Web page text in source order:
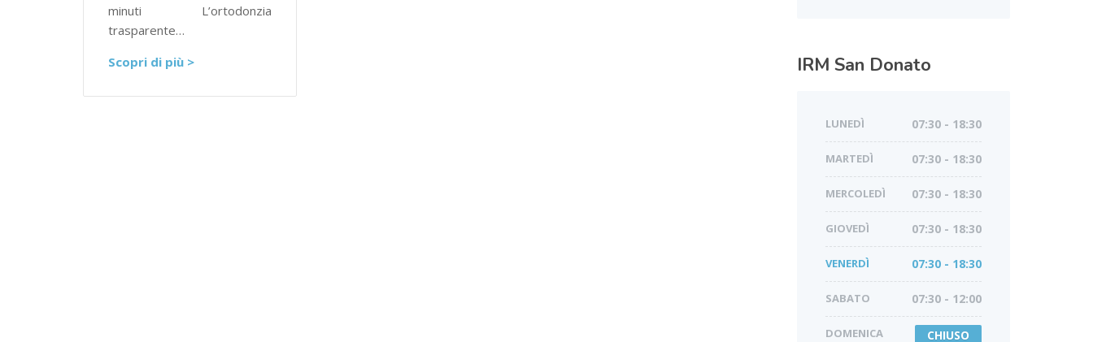
minuti L’ortodonzia
trasparente…
Scopri di più >
IRM San Donato
LUNEDÌ 07:30 - 18:30
MARTEDÌ 07:30 - 18:30
MERCOLEDÌ 07:30 - 18:30
GIOVEDÌ 07:30 - 18:30
VENERDÌ 07:30 - 18:30
SABATO 07:30 - 12:00
DOMENICA CHIUSO